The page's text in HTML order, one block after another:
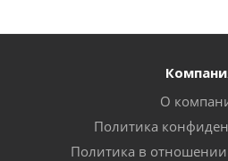
О
Политика
Политика в